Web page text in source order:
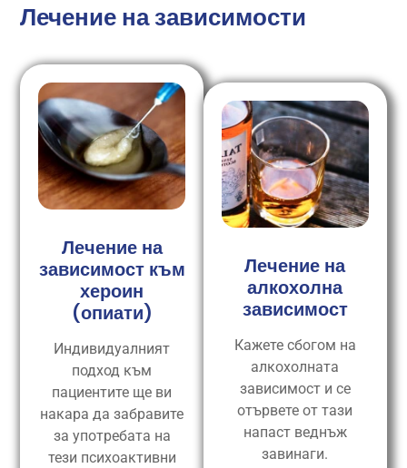
Лечение на зависимости
Лечение на
зависимост към
хероин
(опиати)
Индивидуалният
подход към
пациентите ще ви
накара да забравите
за употребата на
тези психоактивни
Лечение на
алкохолна
зависимост
Кажете сбогом на
алкохолната
зависимост и се
отървете от тази
напаст веднъж
завинаги.